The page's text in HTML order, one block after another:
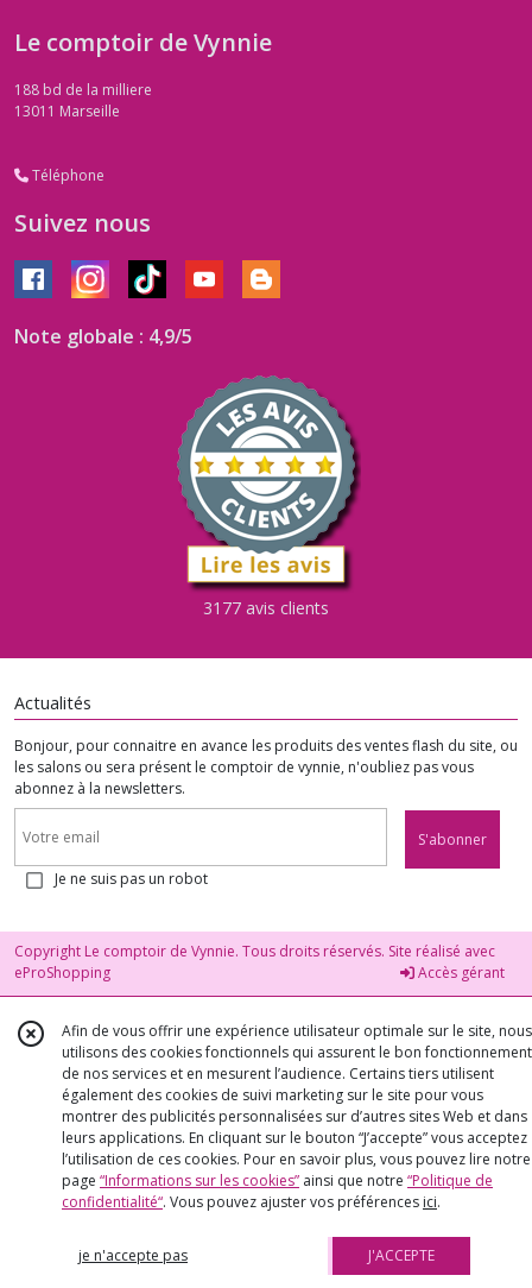
Le comptoir de Vynnie
188 bd de la milliere
13011 Marseille
Téléphone
Suivez nous
Note globale : 4,9/5
3177 avis clients
Actualités
Bonjour, pour connaitre en avance les produits des ventes flash du site, ou
les salons ou sera présent le comptoir de vynnie, n'oubliez pas vous
abonnez à la newsletters.
S'abonner
Je ne suis pas un robot
Copyright Le comptoir de Vynnie. Tous droits réservés. Site réalisé avec
eProShopping
Accès gérant
Afin de vous offrir une expérience utilisateur optimale sur le site, nous
utilisons des cookies fonctionnels qui assurent le bon fonctionnement
de nos services et en mesurent l’audience. Certains tiers utilisent
également des cookies de suivi marketing sur le site pour vous
montrer des publicités personnalisées sur d’autres sites Web et dans
leurs applications. En cliquant sur le bouton “J’accepte” vous acceptez
l’utilisation de ces cookies. Pour en savoir plus, vous pouvez lire notre
page “Informations sur les cookies” ainsi que notre “Politique de
confidentialité“. Vous pouvez ajuster vos préférences ici.
je n'accepte pas J'ACCEPTE